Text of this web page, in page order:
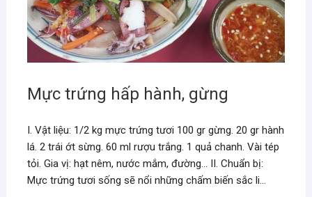
Mực trứng hấp hành, gừng
I. Vật liệu: 1/2 kg mực trứng tươi 100 gr gừng. 20 gr hành
lá. 2 trái ớt sừng. 60 ml rượu trắng. 1 quả chanh. Vài tép
tỏi. Gia vị: hạt nêm, nước mắm, đường… II. Chuẩn bị:
Mực trứng tươi sống sẽ nổi những chấm biến sắc li…